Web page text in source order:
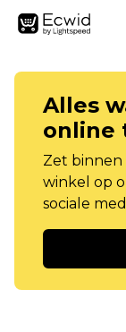
Alles
online
Zet
winkel op
sociale